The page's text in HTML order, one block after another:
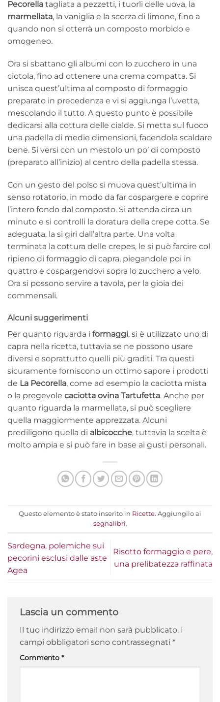
Pecorella tagliata a pezzetti, i tuorli delle uova, la
marmellata, la vaniglia e la scorza di limone, fino a
quando non si otterrà un composto morbido e
omogeneo.
Ora si sbattano gli albumi con lo zucchero in una
ciotola, fino ad ottenere una crema compatta. Si
unisca quest’ultima al composto di formaggio
preparato in precedenza e vi si aggiunga l’uvetta,
mescolando il tutto. A questo punto è possibile
dedicarsi alla cottura delle cialde. Si metta sul fuoco
una padella di medie dimensioni, facendola scaldare
bene. Si versi con un mestolo un po’ di composto
(preparato all’inizio) al centro della padella stessa.
Con un gesto del polso si muova quest’ultima in
senso rotatorio, in modo da far cospargere e coprire
l’intero fondo dal composto. Si attenda circa un
minuto e si controlli la doratura della crepe cotta. Se
adeguata, la si giri dall’altra parte. Una volta
terminata la cottura delle crepes, le si può farcire col
ripieno di formaggio di capra, piegandole poi in
quattro e cospargendovi sopra lo zucchero a velo.
Ora si possono servire a tavola, per la gioia dei
commensali.
Alcuni suggerimenti
Per quanto riguarda i formaggi, si è utilizzato uno di
capra nella ricetta, tuttavia se ne possono usare
diversi e soprattutto quelli più graditi. Tra questi
sicuramente forniscono un ottimo sapore i prodotti
de La Pecorella, come ad esempio la caciotta mista
o la pregevole caciotta ovina Tartufetta. Anche per
quanto riguarda la marmellata, si può scegliere
quella maggiormente apprezzata. Alcuni
prediligono quella di albicocche, tuttavia la scelta è
molto ampia e si può fare in base ai gusti personali.
Questo elemento è stato inserito in Ricette. Aggiungilo ai
segnalibri.
Sardegna, polemiche sui
pecorini esclusi dalle aste
Agea
Risotto formaggio e pere,
una prelibatezza raffinata
Lascia un commento
Il tuo indirizzo email non sarà pubblicato. I
campi obbligatori sono contrassegnati *
Commento *